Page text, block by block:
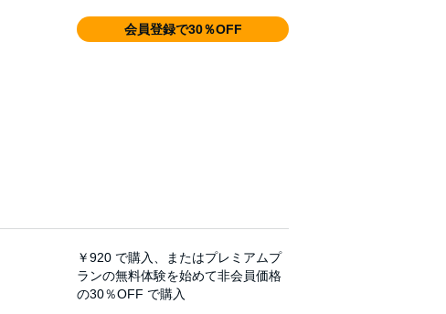
会員登録で30％OFF
￥920 で購入、またはプレミアムプ
ランの無料体験を始めて非会員価格
の30％OFF で購入